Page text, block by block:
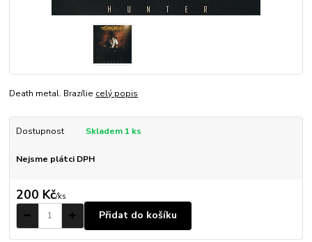
Death metal. Brazílie celý popis
Dostupnost Skladem 1 ks
Nejsme plátci DPH
200 Kč/ks
Přidat do košíku